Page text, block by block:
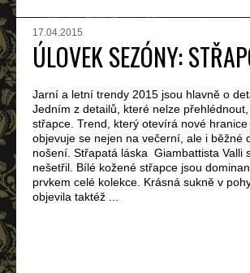
17.04.2015
ÚLOVEK SEZÓNY:
Jarní a letní trendy 2015 jsou hlavně o
Jedním z detailů, které nelze přehlédnout,
střapce. Trend, který otevírá nové hranice
objevuje se nejen na večerní, ale i běžné
nošení. Střapatá láska Giambattista Valli
nešetřil. Bílé kožené střapce jsou
prvkem celé kolekce. Krásná sukně v
objevila taktéž ...